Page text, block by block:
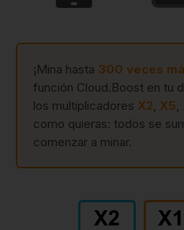
¡Mina hasta 300 veces
función Cloud.Boost en tu
los multiplicadores X2 X5
como quieras: todos se
comenzar a minar.